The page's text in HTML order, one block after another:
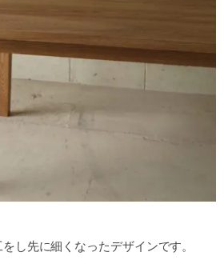
し先に細くなったデザインです。